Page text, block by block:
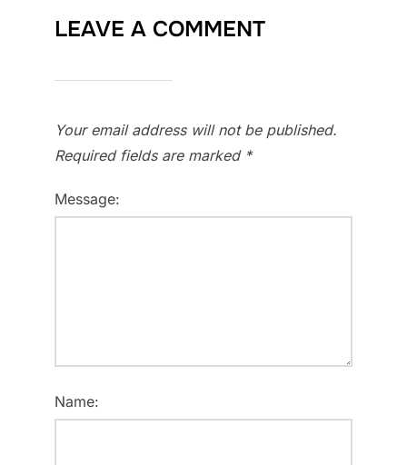
LEAVE A COMMENT
Your email address will not be published.
Required fields are marked *
Message:
Name: